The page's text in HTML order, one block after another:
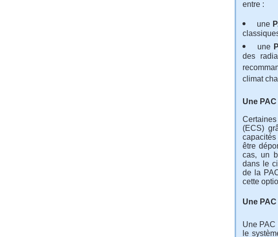
entre :
une
une
des
climat
Une
(ECS)
capacités
être
cas, un
dans le
de la
cette
Une
Une PAC
le